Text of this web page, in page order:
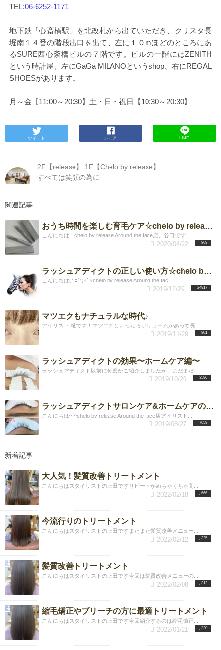
TEL:06-6252-1171
地下鉄「心斎橋駅」を北改札から出ていただき、クリスタ長
堀南１４番の階段出口を出て、左に１０mほどのところにあ
るSURE西心斎橋ビルの７階です。ビルの一階にはZENITH
という時計屋、左にGaGa MILANOというshop、右にREGAL
SHOESがあります。
月～金【11:00～20:30】土・日・祝日【10:30～20:30】
ツイート シェア LINE
2F【release】 1F【Chelo by release】
すべては笑顔の為に
関連記事
おうち時間を楽しむ育毛ケア☆chelo by release Around the face
こんにちは！chelo by release Around the face店、谷口です⁽...
869
2020/04/22
ラッシュアディクトの正しい使い方☆chelo by release Around the face店
こんにちは(*´ｪ`*)ﾎﾟｯchelo by release Around the fac...
24917
2019/12/29
マツエクもナチュラルな時代♪
アイリスト 糀です！マツエクといったらボリュームがあって長...
801
2019/11/29
ラッシュアディクトの効果〜ホームケア編〜
ラッシュアディクト以前に何度かご紹介しましたが、まだまだ...
3596
2019/10/20
ラッシュアディクトサロンケア&ホームケアの違い
こんにちは^_^chelo by release Around the face店アイリスト...
7659
2019/08/27
新着記事
大人気！髪質改善トリートメント
こんにちはスタイリストの上田ですリピートがめちゃくちゃ高...
666
2022/02/18
今流行りのトリートメント
こんにちはスタイリストの上田ですまたまた髪質改善メニュー...
325
2022/02/12
髪質改善トリートメント
こんにちはスタイリストの上田です今回は髪質改善メニューの...
312
2022/02/08
縮毛矯正やブリーチの方に最適トリートメント
こんにちはスタイリストの上田です今回紹介するのは縮毛矯正...
320
2022/01/21